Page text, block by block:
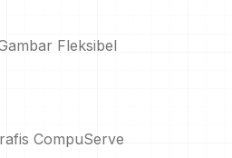
Fleksibel
CompuServe